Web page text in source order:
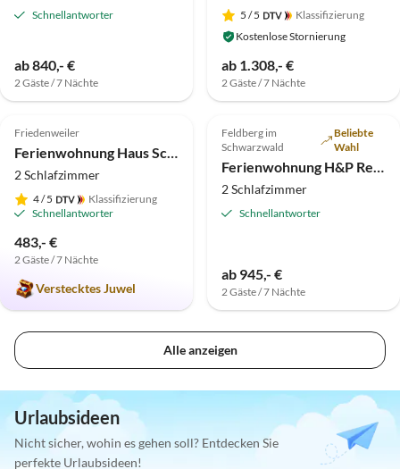
Schnellantworter
ab 840,- €
2 Gäste / 7 Nächte
5 / 5
Klassifizierung
Kostenlose Stornierung
ab 1.308,- €
2 Gäste / 7 Nächte
Top-Inserat
5.0 (1)
Friedenweiler
Ferienwohnung Haus Schwarz
2 Schlafzimmer
4/ 5
Klassifizierung
Schnellantworter
483,- €
2 Gäste / 7 Nächte
Verstecktes Juwel
Feldberg im
Schwarzwald
Beliebte
Wahl
Ferienwohnung H&P Residenz Grafenmatt Typ C
2 Schlafzimmer
Schnellantworter
ab 945,- €
2 Gäste / 7 Nächte
Alle anzeigen
Urlaubsideen
Nicht sicher, wohin es gehen soll? Entdecken Sie
perfekte Urlaubsideen!